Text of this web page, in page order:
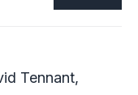
Tennant,